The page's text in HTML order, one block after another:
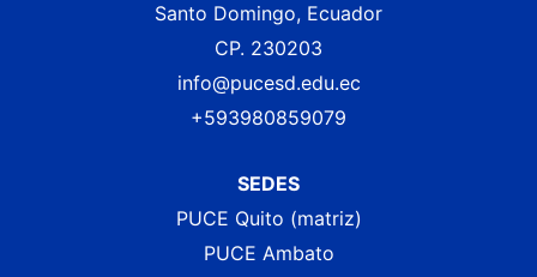
Santo Domingo, Ecuador
CP. 230203
info@pucesd.edu.ec
+593980859079
SEDES
PUCE Quito (matriz)
PUCE Ambato